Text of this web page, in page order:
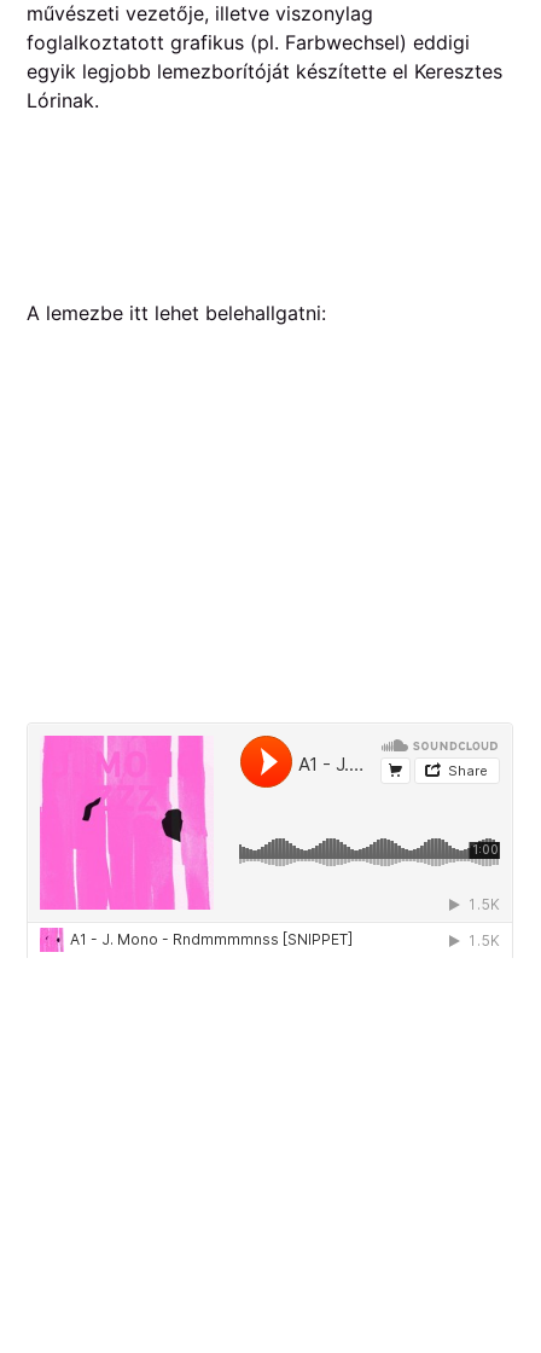
művészeti vezetője, illetve viszonylag
foglalkoztatott grafikus (pl. Farbwechsel) eddigi
egyik legjobb lemezborítóját készítette el Keresztes
Lórinak.
A lemezbe itt lehet belehallgatni: